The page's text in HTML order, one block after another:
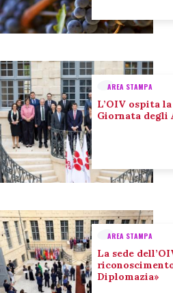
AREA STAMPA
L’OIV ospita
Giornata degli
AREA STAMPA
La sede
Diplomazia»